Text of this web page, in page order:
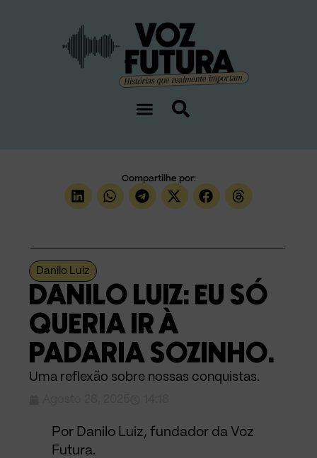
Compartilhe por:
Danilo Luiz
DANILO LUIZ: EU SÓ
QUERIA IR À
PADARIA SOZINHO.
Uma reflexão sobre nossas conquistas.
Por Danilo Luiz, fundador da Voz
Futura.